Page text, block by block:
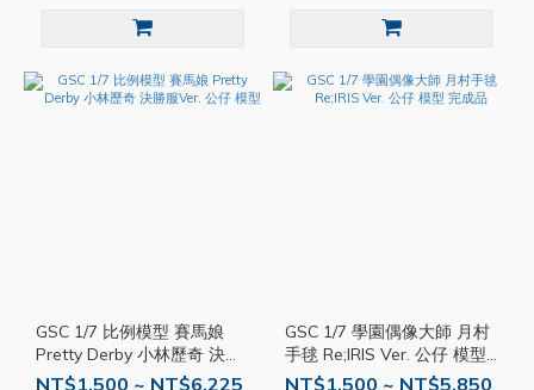
GSC 1/7 比例模型 賽馬娘
Pretty Derby 小林歷奇 決勝
服Ver. 公仔 模型
NT$1,500 ~ NT$6,225
GSC 1/7 學園偶像大師 月村
手毬 Re;IRIS Ver. 公仔 模型
完成品
NT$1,500 ~ NT$5,850